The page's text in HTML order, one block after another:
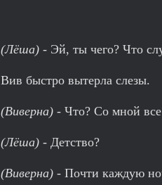
(Лёша) - Эй, ты чего? Что
Вив быстро вытерла слезы.
(Виверна) - Что? Со мной
(Лёша) - Детство?
(Виверна) - Почти каждую